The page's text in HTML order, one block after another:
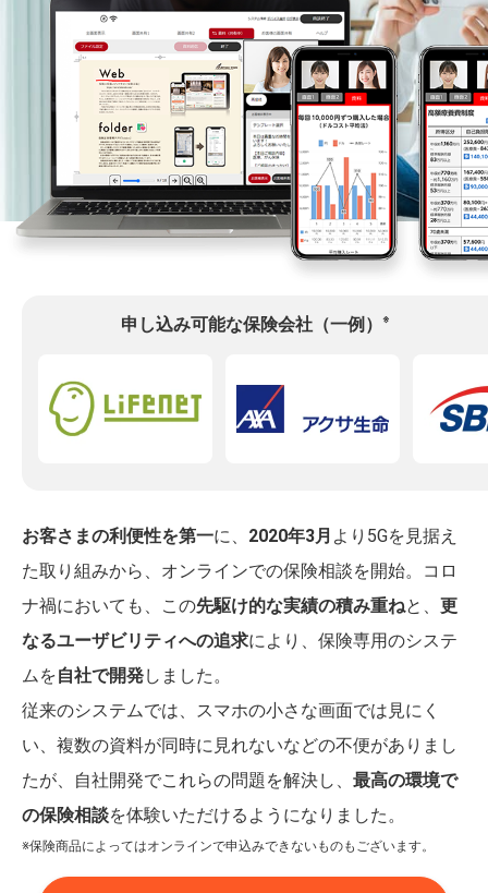
申し込み可能な保険会社（一例） ※
お客さまの利便性を第一に、 2020年3月 より5Gを見据え
た取り組みから、オンラインでの保険相談を開始。コロ
ナ禍においても、この先駆け的な実績の積み重ねと、 更
なるユーザビリティへの追求により、保険専用のシステ
ムを自社で開発しました。
従来のシステムでは、スマホの小さな画面では見にく
い、複数の資料が同時に見れないなどの不便がありまし
たが、自社開発でこれらの問題を解決し、 最高の環境で
の保険相談を体験いただけるようになりました。
※保険商品によってはオンラインで申込みできないものもございます。